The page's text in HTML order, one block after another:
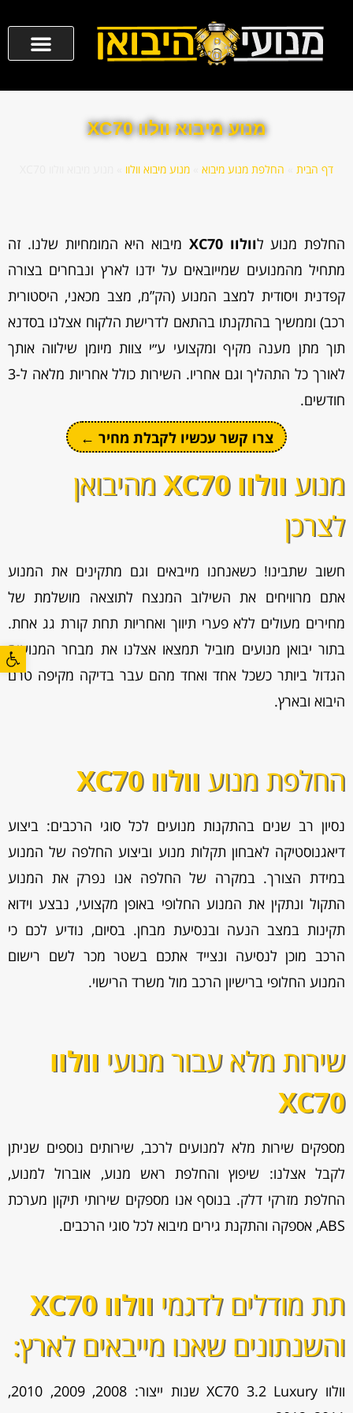
פתח
מנוע מיבוא וולוו XC70
דף הבית החלפת מנוע מיבוא מנוע מיבוא וולוו
החלפת מנוע לוולוו XC70
מיבוא היא המומחיות שלנו. זה
מתחיל מהמנועים שמייובאים על ידנו לארץ ונבחרים בצורה
קפדנית ויסודית למצב המנוע (הק”מ, מצב מכאני, היסטורית
רכב) וממשיך בהתקנתו בהתאם לדרישת הלקוח אצלנו בסדנא
תוך מתן מענה מקיף ומקצועי ע״י צוות מיומן שילווה אותך
לאורך כל התהליך וגם אחריו. השירות כולל אחריות מלאה ל-3
חודשים.
צרו קשר עכשיו לקבלת מחיר ←
מנוע וולוו XC70
מהיבואן
לצרכן
חשוב שתבינו! כשאנחנו מייבאים וגם מתקינים את המנוע
אתם מרוויחים את השילוב המנצח לתוצאה מושלמת של
מחירים מעולים ללא פערי תיווך ואחריות תחת קורת גג אחת.
בתור יבואן מנועים מוביל תמצאו אצלנו את מבחר המנועים
הגדול ביותר כשכל אחד ואחד מהם עבר בדיקה מקיפה טרם
היבוא ובארץ.
החלפת מנוע וולוו XC70
נסיון רב שנים בהתקנות מנועים לכל סוגי הרכבים: ביצוע
דיאגנוסטיקה לאבחון תקלות מנוע וביצוע החלפה של המנוע
במידת הצורך. במקרה של החלפה אנו נפרק את המנוע
התקול ונתקין את המנוע החלופי באופן מקצועי, נבצע וידוא
תקינות במצב הנעה ובנסיעת מבחן. בסיום, נודיע לכם כי
הרכב מוכן לנסיעה ונצייד אתכם בשטר מכר לשם רישום
המנוע החלופי ברישיון הרכב מול משרד הרישוי.
שירות מלא עבור מנועי וולוו
XC70
מספקים שירות מלא למנועים לרכב, שירותים נוספים שניתן
לקבל אצלנו: שיפוץ והחלפת ראש מנוע, אוברול למנוע,
החלפת מזרקי דלק. בנוסף אנו מספקים שירותי תיקון מערכת
ABS, אספקה והתקנת גירים מיבוא לכל סוגי הרכבים.
תת מודלים לדגמי וולוו XC70
והשנתונים שאנו מייבאים לארץ:
וולוו XC70 3.2 Luxury שנות ייצור: 2008, 2009, 2010,